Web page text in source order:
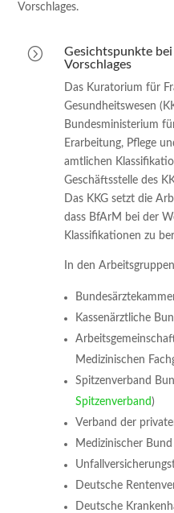
Vorschlages.
=
Gesichtspunkte
Vorschlages
Das Kuratorium für
Gesundheitswesen
Bundesministerium
Erarbeitung, Pflege
amtlichen
Geschäftsstelle des
Das KKG setzt die
dass BfArM bei der
Klassifikationen zu
In den
Kassenärztliche
Medizinischen
Spitzenverband
Spitzenverband )
Verband der
Medizinischer Bund
Deutsche
Deutsche